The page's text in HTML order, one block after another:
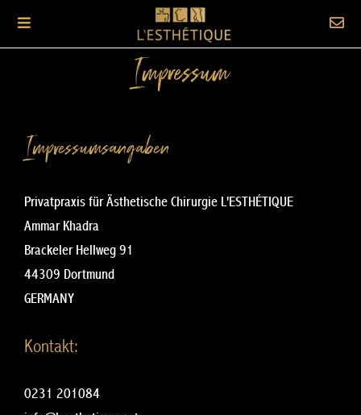
Impressum
Impressumsangaben
Privatpraxis für Ästhetische Chirurgie L'ESTHÉTIQUE
Ammar Khadra
Brackeler Hellweg 91
44309 Dortmund
GERMANY
Kontakt:
0231 201084